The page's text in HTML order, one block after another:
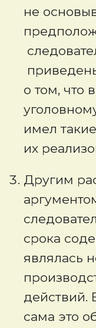
не
о том, что
имел
их
Другим
срока
являлась
действий.
сама это